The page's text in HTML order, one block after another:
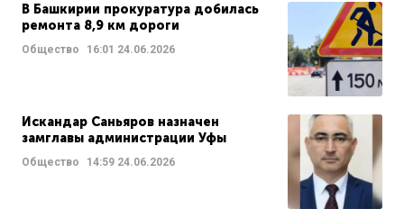
В Башкирии прокуратура добилась
ремонта 8,9 км дороги
Общество 16:01 24.06.2026
Искандар Саньяров назначен
замглавы администрации Уфы
Общество 14:59 24.06.2026